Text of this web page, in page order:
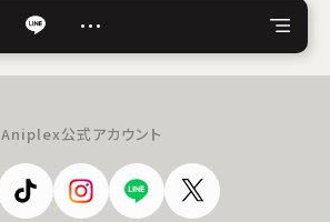
…
Aniplex公式アカウント